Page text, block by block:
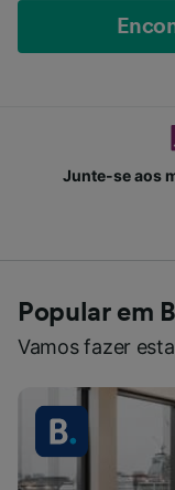
Junte-se aos
Popular em
Vamos fazer